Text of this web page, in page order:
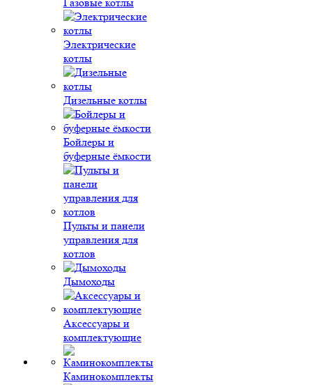
Электрические
котлы
Дизельные котлы
Бойлеры и
буферные ёмкости
Пульты и панели
управления для
котлов
Дымоходы
Аксессуары и
комплектующие
Каминокомплекты